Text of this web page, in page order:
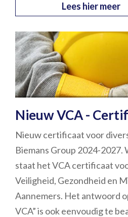
Lees hier meer
Nieuw VCA -
Nieuw certificaat voor
Biemans Group 2024-2027.
staat het VCA certificaat
Veiligheid, Gezondheid en
Aannemers. Het antwoord
VCA” is ook eenvoudig te